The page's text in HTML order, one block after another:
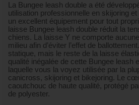
La Bungee leash double a été
utilisation professionnelle en skijoring
un excellent équipement pour tout
laisse Bungee leash double réduit la
chiens. La laisse Y ne comporte
milieu afin d’éviter l’effet de
statique, mais le reste de la laisse
qualité inégalée de cette Bungee leash
laquelle vous la voyez utilisée par la
canicross, skijoring et bikejoring. Le
caoutchouc de haute qualité, protégé
de polyester.